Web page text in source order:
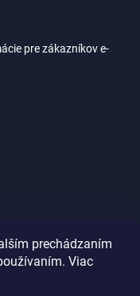
prechádzaním
Viac
pre zákazníkov e-